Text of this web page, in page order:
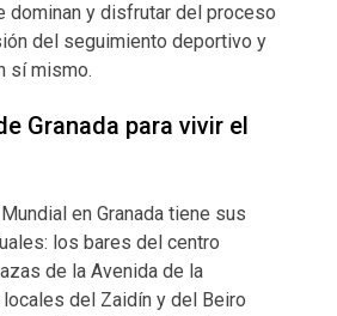
dominan y disfrutar del proceso
del seguimiento deportivo y
sí mismo.
Granada para vivir el
en Granada tiene sus
los bares del centro
de la Avenida de la
del Zaidín y del Beiro